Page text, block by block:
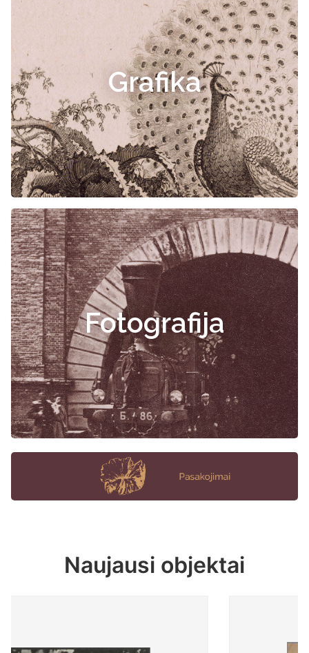
Grafika
Fotografija
Naujausi objektai